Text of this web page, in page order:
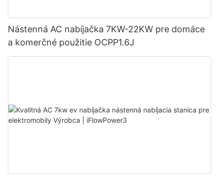
Nástenná AC nabíjačka 7KW-22KW pre domáce
a komerčné použitie OCPP1.6J